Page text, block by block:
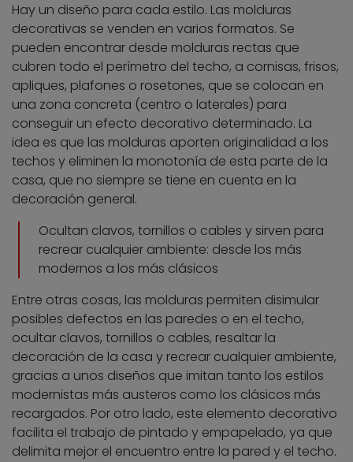
Hay un diseño para cada estilo. Las molduras
decorativas se venden en varios formatos. Se
pueden encontrar desde molduras rectas que
cubren todo el perímetro del techo, a cornisas, frisos,
apliques, plafones o rosetones, que se colocan en
una zona concreta (centro o laterales) para
conseguir un efecto decorativo determinado. La
idea es que las molduras aporten originalidad a los
techos y eliminen la monotonía de esta parte de la
casa, que no siempre se tiene en cuenta en la
decoración general.
Ocultan clavos, tornillos o cables y sirven para
recrear cualquier ambiente: desde los más
modernos a los más clásicos
Entre otras cosas, las molduras permiten disimular
posibles defectos en las paredes o en el techo,
ocultar clavos, tornillos o cables, resaltar la
decoración de la casa y recrear cualquier ambiente,
gracias a unos diseños que imitan tanto los estilos
modernistas más austeros como los clásicos más
recargados. Por otro lado, este elemento decorativo
facilita el trabajo de pintado y empapelado, ya que
delimita mejor el encuentro entre la pared y el techo.